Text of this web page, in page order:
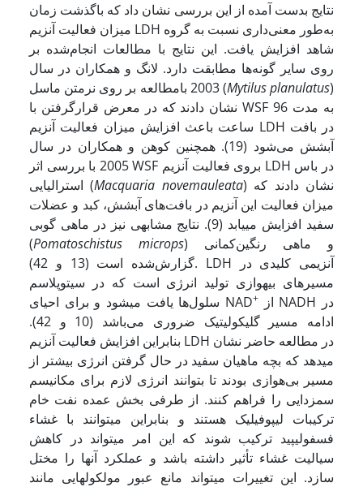
نتایج بدست آمده از این بررسی نشان داد که باگذشت زمان
میزان فعالیت آنزیم LDH به‌طور معنی‌داری نسبت به گروه
شاهد افزایش یافت. این نتایج با مطالعات انجام‌شده بر
روی سایر گونه‌ها مطابقت دارد. لانگ و همکاران در سال
2003 بامطالعه بر روی نرم­تن ماسل (Mytilusplanulatus)
نشان دادند که در معرض قرارگرفتن با WSF به مدت 96
ساعت باعث افزایش میزان فعالیت آنزیم LDH در بافت
آبشش می‌شود (19). همچنین کوهن و همکاران در سال
2005 با بررسی اثر WSF بروی فعالیت آنزیم LDH در باس
استرالیایی (Macquaria novemauleata) نشان دادند که
میزان فعالیت این آنزیم در بافت‌های آبشش، کبد و عضلات
سفید افزایش می­یابد (9). نتایج مشابهی نیز در ماهی گوبی
(Pomatoschistus microps) و ماهی رنگین‌کمانی
گزارش‌شده است (13 و 42). LDH آنزیمی کلیدی در
مسیرهای بی­هوازی تولید انرژی است که در سیتوپلاسم
سلول‌ها یافت می­شود و برای احیای NAD+
ادامه مسیر گلیکولیتیک ضروری می‌باشد (10 و 42).
بنابراین افزایش فعالیت آنزیم LDH در مطالعه حاضر نشان
می­دهد که بچه ماهیان سفید در حال گرفتن انرژی بیشتر از
مسیر بی‌هوازی بودند تا بتوانند انرژی لازم برای مکانیسم
سم­زدایی را فراهم کنند. از طرفی بخش عمده نفت خام
ترکیبات لیپوفیلیک هستند و بنابراین می­توانند با غشاء
فسفولیپید ترکیب شوند که این امر می­تواند در کاهش
سیالیت غشاء تأثیر داشته باشد و عملکرد آنها را مختل
سازد. این تغییرات می­تواند مانع عبور مولکول­هایی مانند